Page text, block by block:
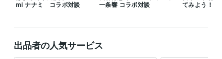
「少し聞こえづらいかも…？」
と感じたら、その場で遠慮なく教えてください。
すぐに立ち止まる・場所を変えるなどして、
mi ナナミ コラボ対談
一条響 コラボ対談
てみよう！
出品者の人気サービス